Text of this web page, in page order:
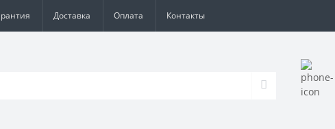
Доставка Оплата Контакты